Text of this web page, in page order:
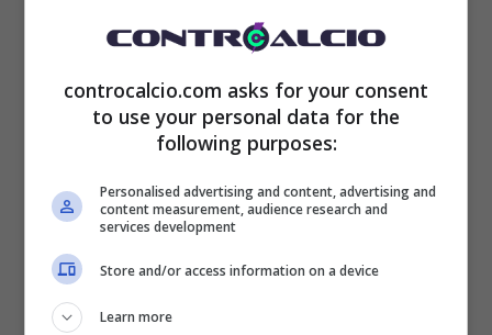
soprattutto delcalciomercato , tanto criticato
ancora da questo calciomercato? Vediamo,
stiamo lavorando.Stiamo seguendo la
strategia messa dall’inizio. Se ti dico tutto
non è una sorpresa. Con l’ambizione che
abbiamopuntiamo in alto e vogliamo
arrivare. Stiamo lavorando tanto ma siamo
controcalcio.com asks for your consent
to use your personal data for the
following purposes:
Personalised advertising and content, advertising and
content measurement, audience research and
services development
Store and/or access information on a device
Learn more